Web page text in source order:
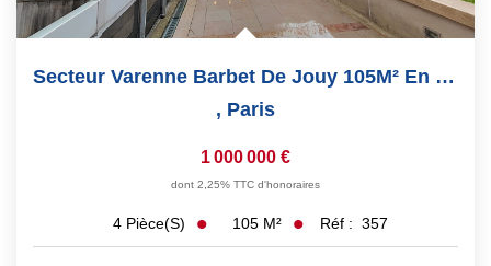
Secteur Varenne Barbet De Jouy 105M² En Rez-De-Chaussée...
, Paris
1 000 000 €
dont 2,25% TTC d'honoraires
4 Pièce(s) 105 M² Réf : 357